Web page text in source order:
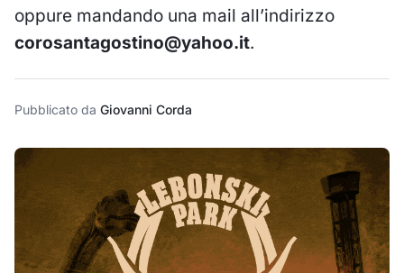
oppure mandando una mail all’indirizzo
corosantagostino@yahoo.it.
Pubblicato da Giovanni Corda